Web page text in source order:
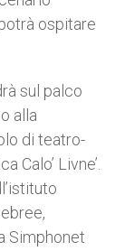
ospitare
sul palco
alla
di teatro-
Calo’ Livne’.
Simphonet